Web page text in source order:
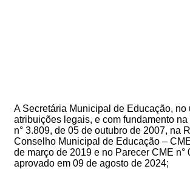
A Secretária Municipal de Educação, no
atribuições legais, e com fundamento na
n° 3.809, de 05 de outubro de 2007, na
Conselho Municipal de Educação –
de março de 2019 e no Parecer CME n°
aprovado em 09 de agosto de 2024;